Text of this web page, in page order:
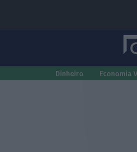
Dinheiro Economia